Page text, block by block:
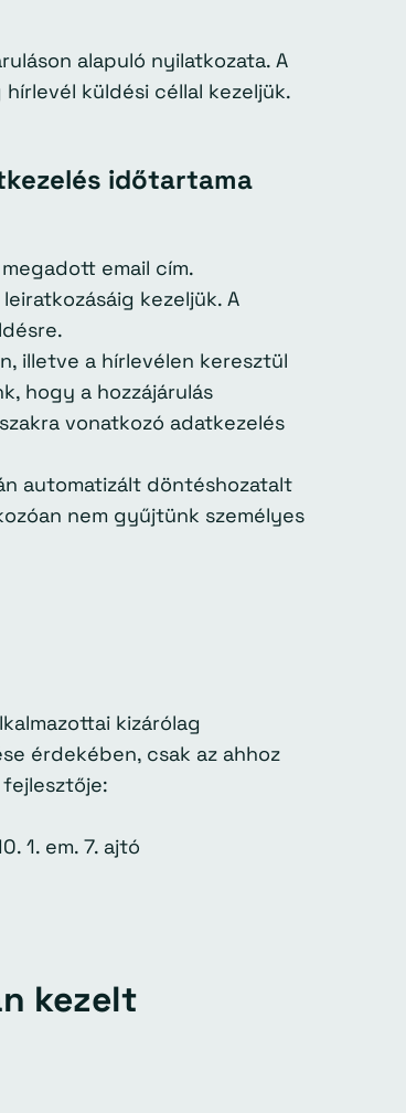
alapuló nyilatkozata. A
küldési céllal kezeljük.
időtartama
email cím.
kezeljük. A
illetve a hírlevélen keresztül
hogy a hozzájárulás
vonatkozó adatkezelés
automatizált döntéshozatalt
nem gyűjtünk személyes
kizárólag
érdekében, csak az ahhoz
1. em. 7. ajtó
kezelt